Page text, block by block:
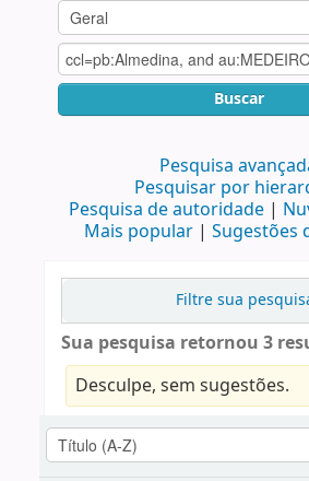
Buscar
Pesquisa
Pesquisar por
Pesquisa de autoridade
Mais popular
Sugestões
Filtre sua
Sua pesquisa retornou 3
Desculpe, sem sugestões.